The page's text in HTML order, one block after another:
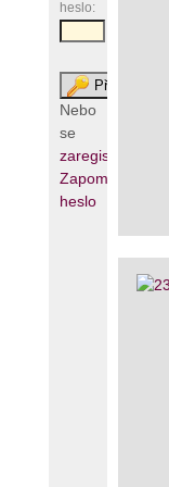
heslo:
Nebo
se
zaregistrujte
Zapomenuté
heslo